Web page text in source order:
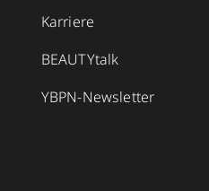
Karriere
BEAUTYtalk
YBPN-Newsletter